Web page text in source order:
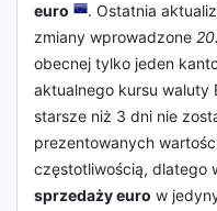
euro
. Ostatnia
zmiany wprowadzone
obecnej tylko jeden
aktualnego kursu waluty
starsze niż 3 dni nie
prezentowanych
częstotliwością, dlatego
sprzedaży euro w